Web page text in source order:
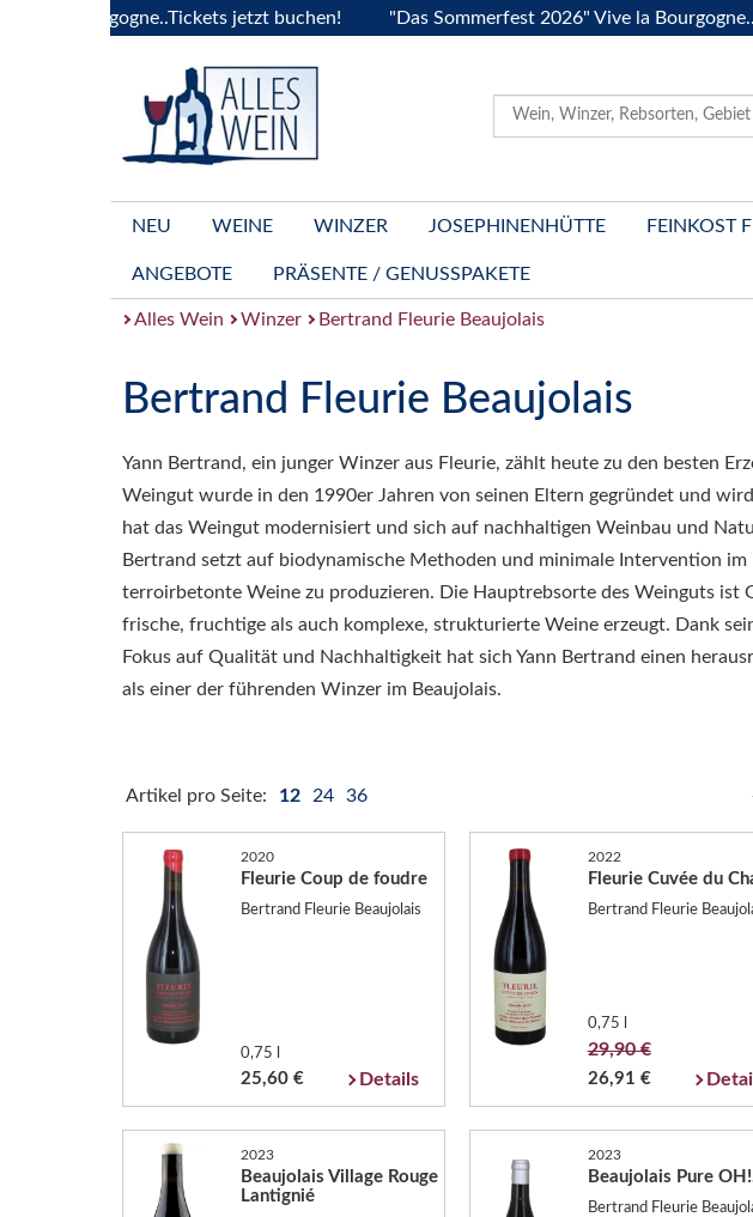
la Bourgogne..Tickets jetzt buchen! "Das Sommerfest 2026" Vive la
NEU WEINE WINZER JOSEPHINENHÜTTE FEINKOST
ANGEBOTE PRÄSENTE / GENUSSPAKETE
Alles Wein Winzer Bertrand Fleurie Beaujolais
Bertrand Fleurie Beaujolais
Yann Bertrand, ein junger Winzer aus Fleurie, zählt heute zu den besten
Weingut wurde in den 1990er Jahren von seinen Eltern gegründet und
hat das Weingut modernisiert und sich auf nachhaltigen Weinbau und
Bertrand setzt auf biodynamische Methoden und minimale Intervention im
terroirbetonte Weine zu produzieren. Die Hauptrebsorte des Weinguts ist
frische, fruchtige als auch komplexe, strukturierte Weine erzeugt. Dank
Fokus auf Qualität und Nachhaltigkeit hat sich Yann Bertrand einen
als einer der führenden Winzer im Beaujolais.
Artikel pro Seite: 12 24 36
2020
Fleurie Coup de foudre
Bertrand Fleurie Beaujolais
0,75 l
25,60 € Details
2022
Fleurie Cuvée du
Bertrand Fleurie
0,75 l
29,90 €
26,91 €
2023
Beaujolais Village Rouge
Lantignié
2023
Beaujolais Pure
Bertrand Fleurie